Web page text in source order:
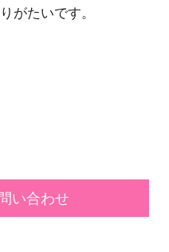
がたいです。
い合わせ